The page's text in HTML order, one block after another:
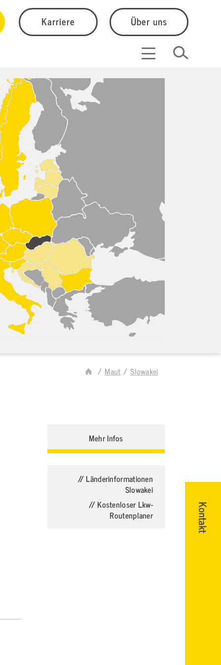
Karriere Über uns
Maut Slowakei
Kontakt
Mehr Infos
// Länderinformationen
Slowakei
// Kostenloser Lkw-
Routenplaner